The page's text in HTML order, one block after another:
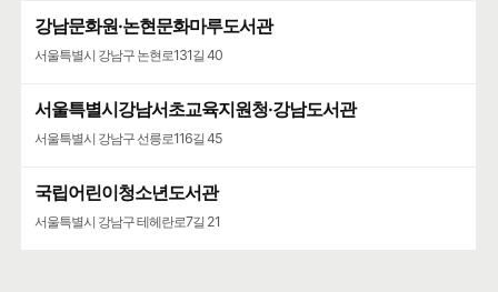
강남문화원·논현문화마루도서관
서울특별시 강남구 논현로131길 40
서울특별시강남서초교육지원청·강남도서관
서울특별시 강남구 선릉로116길 45
국립어린이청소년도서관
서울특별시 강남구 테헤란로7길 21